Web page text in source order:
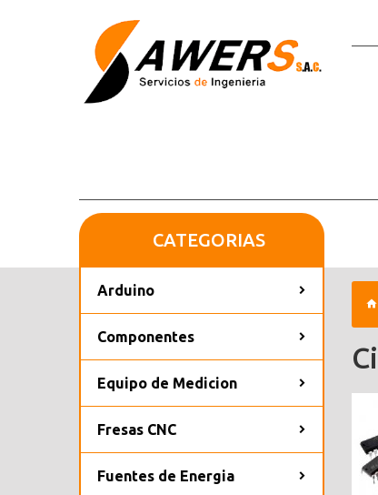
CATEGORIAS
Arduino
Componentes
Equipo de Medicion
Fresas CNC
Fuentes de Energia